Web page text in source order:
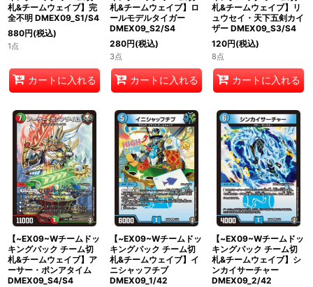
札&チームウェイブ】完
全不明 DMEX09_S1/S4
880円(税込)
1点
カートに入れる
札&チームウェイブ】ロ
ールモデルタイガー
DMEX09_S2/S4
280円(税込)
3点
カートに入れる
札&チームウェイブ】リ
ュウセイ・天下五剣カイ
ザー DMEX09_S3/S4
120円(税込)
8点
カートに入れる
【~EX09~Wチームドッ
キングパック チーム切
札&チームウェイブ】ア
ーサー・ポンアタイム
DMEX09_S4/S4
【~EX09~Wチームドッ
キングパック チーム切
札&チームウェイブ】イ
ニシャッフチブ
DMEX09_1/42
【~EX09~Wチームドッ
キングパック チーム切
札&チームウェイブ】シ
ンカイサーチャー
DMEX09_2/42